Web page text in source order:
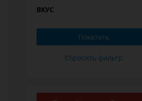
ВКУС